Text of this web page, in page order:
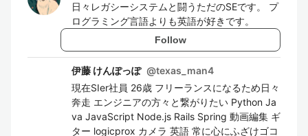
日々レガシーシステムと闘うただのSEです。 プ
ログラミング言語よりも英語が好きです。
Follow
伊藤 けんぽっぽ @texas_man4
現在SIer社員 26歳 フリーランスになるため日々
奔走 エンジニアの方々と繋がりたい Python Ja
va JavaScript Node.js Rails Spring 動画編集 ギ
ター logicprox カメラ 英語 常に心にふざけゴコ